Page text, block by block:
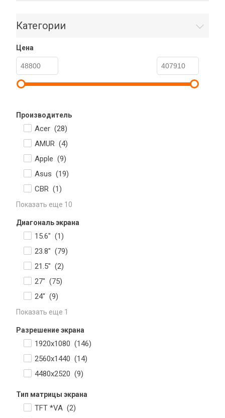
Категории
Цена
Производитель
Acer (28)
AMUR (4)
Apple (9)
Asus (19)
CBR (1)
Показать еще 10
Диагональ экрана
15.6" (1)
23.8" (79)
21.5" (2)
27" (75)
24" (9)
Показать еще 1
Разрешение экрана
1920x1080 (146)
2560x1440 (14)
4480х2520 (9)
Тип матрицы экрана
TFT *VA (2)